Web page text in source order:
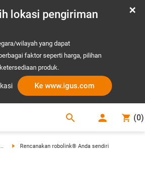
lokasi pengiriman
wilayah yang dapat
faktor seperti harga, pilihan
produk.
Ke www.igus.com
search (0)
Rencanakan robolink® Anda sendiri